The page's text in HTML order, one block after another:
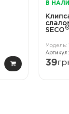
В
SECO®
39